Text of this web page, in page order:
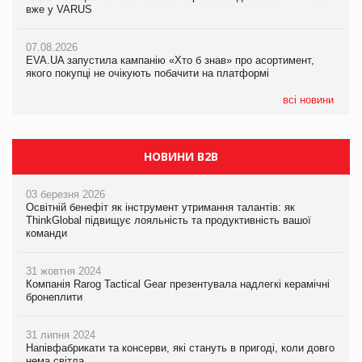
вже у VARUS
07.08.2026
EVA.UA запустила кампанію «Хто б знав» про асортимент,
якого покупці не очікують побачити на платформі
всі новини
вже у VARUS
07.08.2026
EVA.UA запустила кампанію «Хто б знав» про асортимент,
якого покупці не очікують побачити на платформі
НОВИНИ B2B
03 березня 2026
Освітній бенефіт як інструмент утримання талантів: як
ThinkGlobal підвищує лояльність та продуктивність вашої
команди
31 жовтня 2024
Компанія Rarog Tactical Gear презентувала надлегкі керамічні
бронеплити
31 липня 2024
Напівфабрикати та консерви, які стануть в пригоді, коли довго